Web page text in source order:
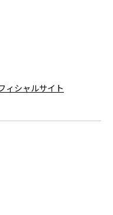
ィシャルサイト